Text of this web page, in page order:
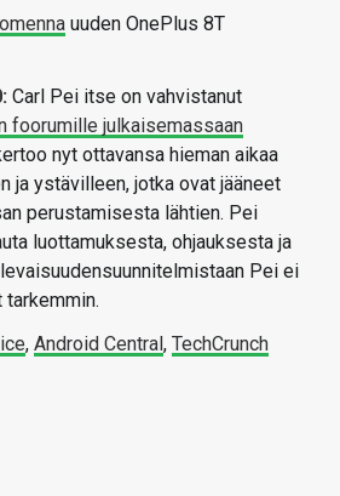
uuden OnePlus 8T
Carl Pei itse on vahvistanut
foorumille julkaisemassaan
nyt ottavansa hieman aikaa
ja ystävilleen, jotka ovat jääneet
perustamisesta lähtien. Pei
luottamuksesta, ohjauksesta ja
Pei ei
, Android Central , TechCrunch